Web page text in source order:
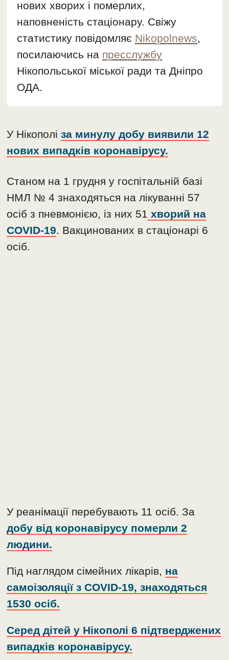
нових хворих і померлих,
наповненість стаціонару. Свіжу
статистику повідомляє Nikopolnews
посилаючись на пресслужбу
Нікопольської міської ради та Дніпро
ОДА.
У Нікополіза минулу добу виявили 12
нових випадків коронавірусу.
Станом на 1 грудня у госпітальній базі
НМЛ № 4 знаходяться на лікуванні 57
осіб з пневмонією, із них 51 хворий на
COVID-19 . Вакцинованих в стаціонарі 6
осіб.
У реанімації перебувають 11 осіб. За
добу від коронавірусу померли 2
людини.
Під наглядом сімейних лікарів, на
самоізоляції з COVID-19, знаходяться
1530 осіб.
Серед дітей у Нікополі 6 підтверджених
випадків коронавірусу.